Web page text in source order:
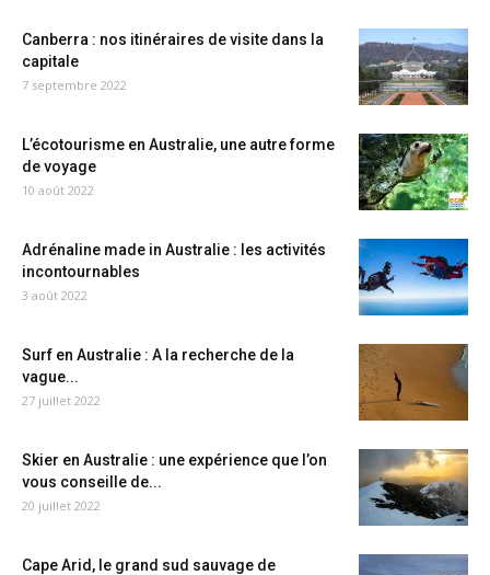
Canberra : nos itinéraires de visite dans la
capitale
7 septembre 2022
L’écotourisme en Australie, une autre forme
de voyage
10 août 2022
Adrénaline made in Australie : les activités
incontournables
3 août 2022
Surf en Australie : A la recherche de la
vague...
27 juillet 2022
Skier en Australie : une expérience que l’on
vous conseille de...
20 juillet 2022
Cape Arid, le grand sud sauvage de